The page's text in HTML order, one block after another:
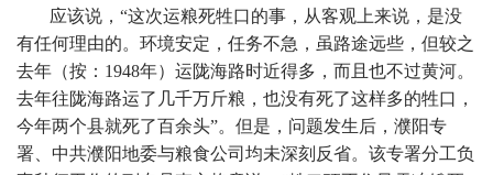
应该说，“这次运粮死牲口的事，从客观上来说，是没
有任何理由的。环境安定，任务不急，虽路途远些，但较之
去年（按：1948年）运陇海路时近得多，而且也不过黄河。
去年往陇海路运了几千万斤粮，也没有死了这样多的牲口，
今年两个县就死了百余头”。但是，问题发生后，濮阳专
署、中共濮阳地委与粮食公司均未深刻反省。该专署分工负